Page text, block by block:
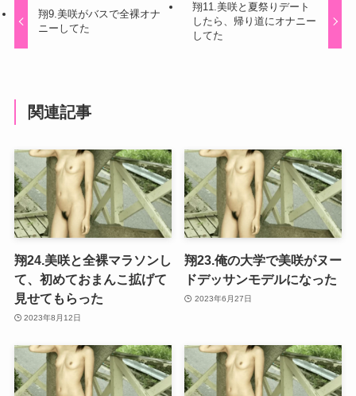
翔9.美咲がバスで全裸オナ
ニーしてた
翔11.美咲と夏祭りデート
したら、帰り道にオナニー
してた
関連記事
翔24.美咲と全裸マラソンし
て、初めておまんこ拡げて
見せてもらった
2023年8月12日
翔23.俺の大学で美咲がヌー
ドデッサンモデルになった
2023年6月27日